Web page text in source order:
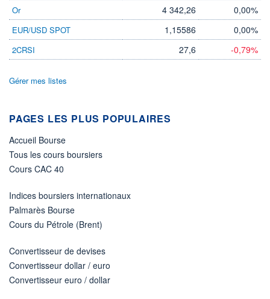
Or 4 342,26 0,00%
EUR/USD SPOT 1,15586 0,00%
2CRSI 27,6 -0,79%
Gérer mes listes
PAGES LES PLUS POPULAIRES
Accueil Bourse
Tous les cours boursiers
Cours CAC 40
Indices boursiers internationaux
Palmarès Bourse
Cours du Pétrole (Brent)
Convertisseur de devises
Convertisseur dollar / euro
Convertisseur euro / dollar